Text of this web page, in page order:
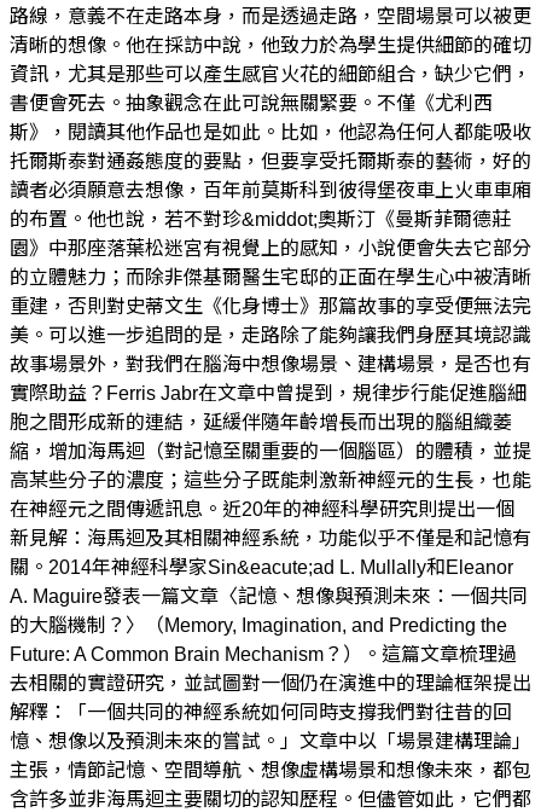
路線，意義不在走路本身，而是透過走路，空間場景可以被更
清晰的想像。他在採訪中說，他致力於為學生提供細節的確切
資訊，尤其是那些可以產生感官火花的細節組合，缺少它們，
書便會死去。抽象觀念在此可說無關緊要。不僅《尤利西
斯》，閱讀其他作品也是如此。比如，他認為任何人都能吸收
托爾斯泰對通姦態度的要點，但要享受托爾斯泰的藝術，好的
讀者必須願意去想像，百年前莫斯科到彼得堡夜車上火車車廂
的布置。他也說，若不對珍&middot;奧斯汀《曼斯菲爾德莊
園》中那座落葉松迷宮有視覺上的感知，小說便會失去它部分
的立體魅力；而除非傑基爾醫生宅邸的正面在學生心中被清晰
重建，否則對史蒂文生《化身博士》那篇故事的享受便無法完
美。可以進一步追問的是，走路除了能夠讓我們身歷其境認識
故事場景外，對我們在腦海中想像場景、建構場景，是否也有
實際助益？Ferris Jabr在文章中曾提到，規律步行能促進腦細
胞之間形成新的連結，延緩伴隨年齡增長而出現的腦組織萎
縮，增加海馬迴（對記憶至關重要的一個腦區）的體積，並提
高某些分子的濃度；這些分子既能刺激新神經元的生長，也能
在神經元之間傳遞訊息。近20年的神經科學研究則提出一個
新見解：海馬迴及其相關神經系統，功能似乎不僅是和記憶有
關。2014年神經科學家Sin&eacute;ad L. Mullally和Eleanor
A. Maguire發表一篇文章〈記憶、想像與預測未來：一個共同
的大腦機制？〉（Memory, Imagination, and Predicting the
Future: A Common Brain Mechanism？）。這篇文章梳理過
去相關的實證研究，並試圖對一個仍在演進中的理論框架提出
解釋：「一個共同的神經系統如何同時支撐我們對往昔的回
憶、想像以及預測未來的嘗試。」文章中以「場景建構理論」
主張，情節記憶、空間導航、想像虛構場景和想像未來，都包
含許多並非海馬迴主要關切的認知歷程。但儘管如此，它們都